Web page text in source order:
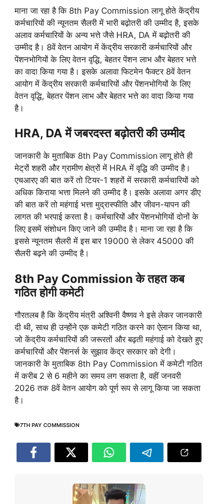
माना जा रहा है कि 8th Pay Commission लागू होते केंद्रीय
कर्मचारियों की न्यूनतम सैलरी में भारी बढ़ोतरी की उम्मीद है, इसके
अलाव कर्मचारियों के अन्य भत्ते जैसे HRA, DA में बढ़ोतरी की
उम्मीद है। 8वें वेतन आयोग में केंद्रीय सरकारी कर्मचारियों और
पेंशनभोगियों के लिए वेतन वृद्धि, बेहतर पेंशन लाभ और बेहतर भत्ते
का वादा किया गया है। इसके अलावा फिटमेन फैक्टर 8वें वेतन
आयोग में केंद्रीय सरकारी कर्मचारियों और पेंशनभोगियों के लिए
वेतन वृद्धि, बेहतर पेंशन लाभ और बेहतर भत्ते का वादा किया गया
है।
HRA, DA में जबरदस्त बढ़ोतरी की उम्मीद
जानकारी के मुताबिक 8th Pay Commission लागू होते ही
मेट्रों शहरी और ग्रामीण क्षेत्रों में HRA में वृद्धि की उम्मीद है।
एचआरए की बात करें तो टियर-1 शहरों में सरकारी कर्मचारियों को
अधिक किराया भत्ता मिलने की उम्मीद है। इसके अलावा अगर डीए
की बात करें तो महंगाई भत्ता मुद्रास्फीति और जीवन-यापन की
लागत की भरपाई करता है। कर्मचारियों और पेंशनभोगियों दोनों के
लिए इसमें संशोधन किए जाने की उम्मीद है। माना जा रहा है कि
इससे न्यूनतम सैलरी में इस बार 19000 से लेकर 45000 की
सैलरी बढ़ने की उम्मीद है।
8th Pay Commission के तहत कब
गठित होगी कमेटी
गौरतलब है कि केंद्रीय मंत्री अश्विनी वैष्णव ने इसे लेकर जानकारी
दी थी, साथ ही उन्होंने एक कमेटी गठित करने का ऐलान किया था,
जो केंद्रीय कर्मचारियों की जरूरतों और बढ़ती महंगाई को देखते हुए
कर्मचारियों और पेंशनर्स के सुझाव केंद्र सरकार को देगी।
जानकारी के मुताबिक 8th Pay Commission में कमेटी गठित
में करीब 2 से 6 महीने का समय लग सकता है, वहीं जनवरी
2026 तक 8वें वेतन आयोग को पूर्ण रूप से लागू किया जा सकता
है।
7TH PAY COMMISSION